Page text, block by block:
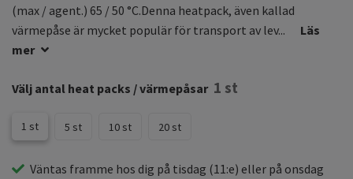
(max / agent.) 65 / 50 °C.Denna heatpack, även kallad
värmepåse är mycket populär för transport av lev...
Läs
mer
Välj antal heat packs / värmepåsar 1 st
1 st 5 st 10 st 20 st
Väntas framme hos dig på tisdag (11:e) eller på onsdag